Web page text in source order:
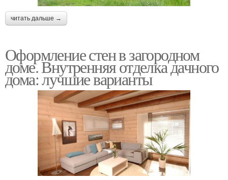
читать дальше →
Оформление стен в загородном
доме. Внутренняя отделка дачного
дома: лучшие варианты